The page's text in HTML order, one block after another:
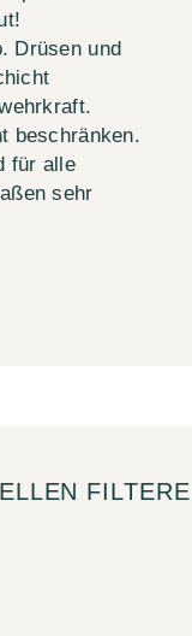
Drüsen und
beschränken.
für alle
sehr